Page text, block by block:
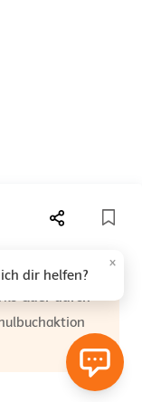
Quer durch
GmbH & Co. KG,
dir helfen?
×